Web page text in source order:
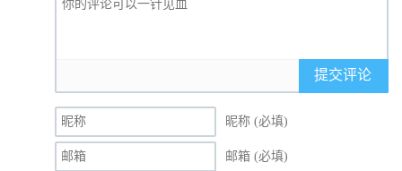
提交评论
昵称 (必填)
邮箱 (必填)